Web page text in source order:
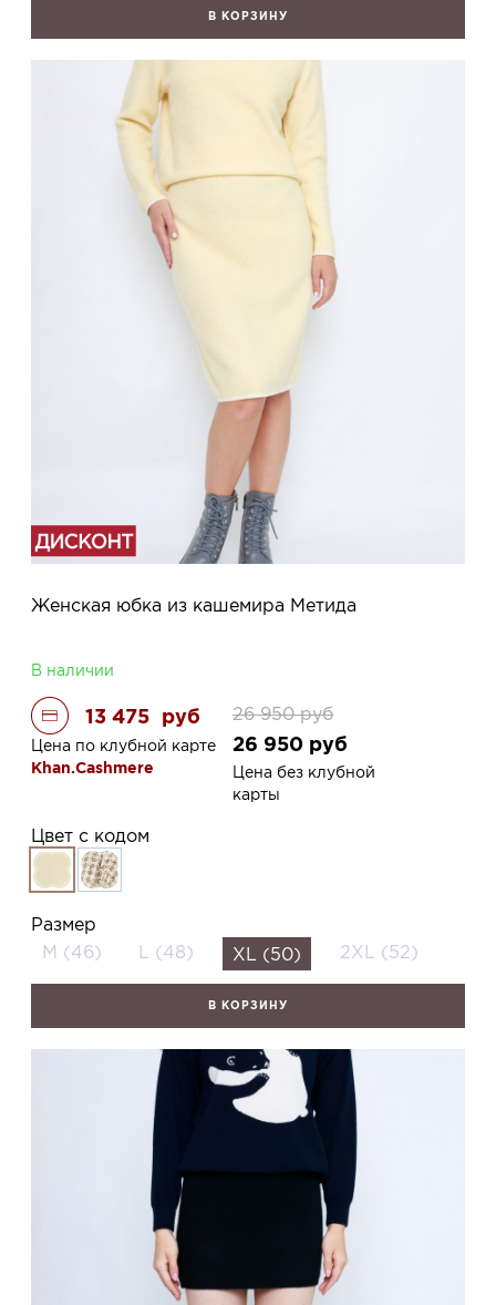
В КОРЗИНУ
Женская юбка из кашемира Метида
В наличии
13 475 руб
Цена по клубной карте
Khan.Cashmere
26 950 руб
26 950 руб
Цена без клубной
карты
Цвет с кодом
Размер
M (46)
L (48) XL (50) 2XL (52)
В КОРЗИНУ